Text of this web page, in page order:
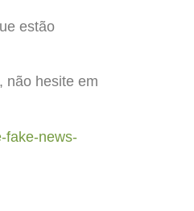
estão
não hesite em
fake-news-